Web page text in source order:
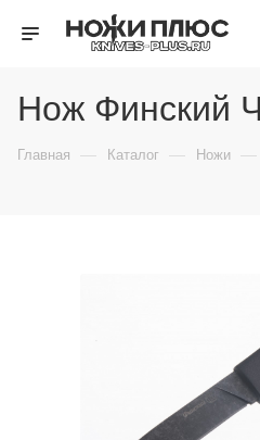
Нож Финский
Главная — Каталог — Ножи —